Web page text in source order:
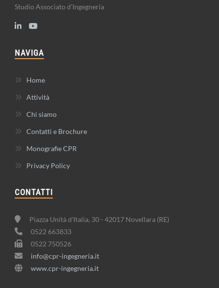
Studio Associato d'Ingegneria
NAVIGA
Home
Attività
Chi siamo
Contatti e Brochure
Monografie CPR
Privacy Policy
CONTATTI
Piazza Unità d'Italia, 30 - 42017 Novellara (RE)
0522 663833
0522 750526
info@cpr-ingegneria.it
www.cpr-ingegneria.it